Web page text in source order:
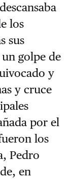
los
sus
golpe de
y
y cruce
por el
los
Pedro
en